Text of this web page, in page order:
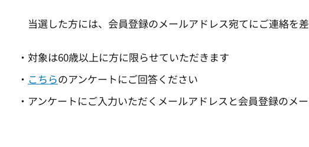
当選した方には、会員登録のメールアドレス宛てにご連絡を
・対象は60歳以上に方に限らせていただきます
・ こちらのアンケートにご回答ください
・アンケートにご入力いただくメールアドレスと会員登録のメ